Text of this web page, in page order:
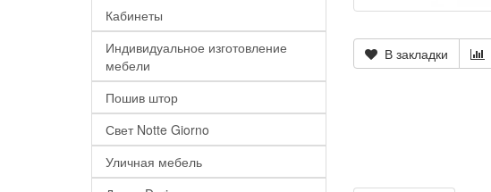
Кабинеты
Индивидуальное изготовление
мебели
Пошив штор
Свет Notte Giorno
Уличная мебель
В закладки